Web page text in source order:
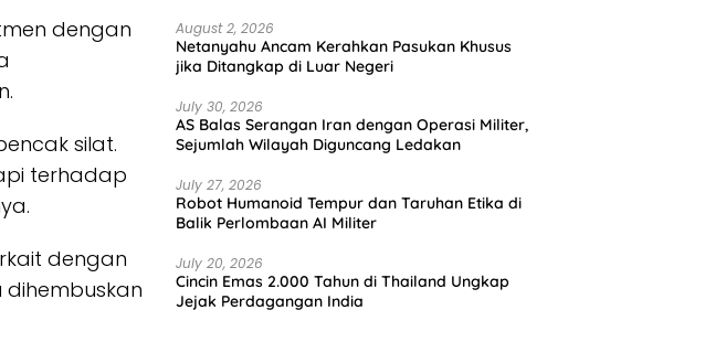
dengan
silat.
terhadap
dengan
August 2, 2026
Netanyahu Ancam Kerahkan Pasukan Khusus
jika Ditangkap di Luar Negeri
July 30, 2026
AS Balas Serangan Iran dengan Operasi Militer,
Sejumlah Wilayah Diguncang Ledakan
July 27, 2026
Robot Humanoid Tempur dan Taruhan Etika di
Balik Perlombaan AI Militer
July 20, 2026
Cincin Emas 2.000 Tahun di Thailand Ungkap
Jejak Perdagangan India